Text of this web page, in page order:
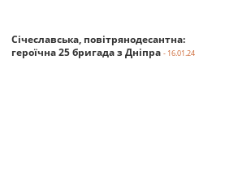
Січеславська, повітрянодесантна:
героїчна 25 бригада з Дніпра - 16.01.24